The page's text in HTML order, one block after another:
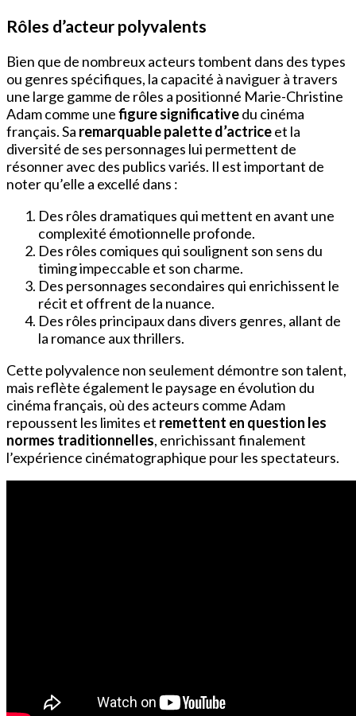
Rôles d’acteur polyvalents
Bien que de nombreux acteurs tombent dans des types
ou genres spécifiques, la capacité à naviguer à travers
une large gamme de rôles a positionné Marie-Christine
Adam comme unefigure significativedu cinéma
français. Sa remarquable palette d’actriceet la
diversité de ses personnages lui permettent de
résonner avec des publics variés. Il est important de
noter qu’elle a excellé dans :
Des rôles dramatiques qui mettent en avant une
complexité émotionnelle profonde.
Des rôles comiques qui soulignent son sens du
timing impeccable et son charme.
Des personnages secondaires qui enrichissent le
récit et offrent de la nuance.
Des rôles principaux dans divers genres, allant de
la romance aux thrillers.
Cette polyvalence non seulement démontre son talent,
mais reflète également le paysage en évolution du
cinéma français, où des acteurs comme Adam
repoussent les limites et remettent en question les
normes traditionnelles, enrichissant finalement
l’expérience cinématographique pour les spectateurs.